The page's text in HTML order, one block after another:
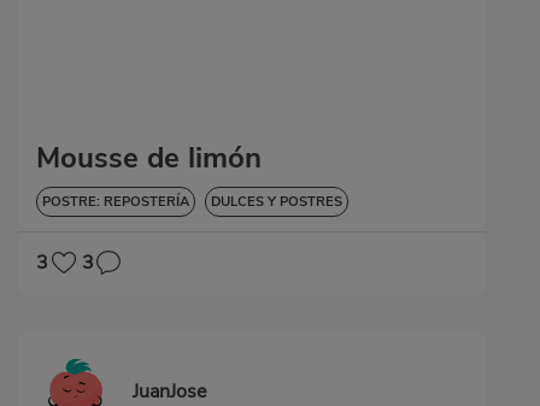
Mousse de limón
POSTRE: REPOSTERÍA DULCES Y POSTRES
3 3
JuanJose